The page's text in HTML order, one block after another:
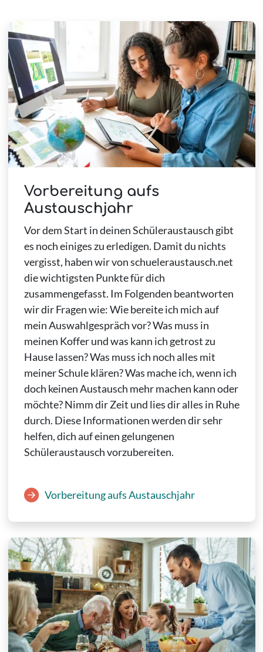
Vorbereitung aufs
Austauschjahr
Vor dem Start in deinen Schüleraustausch gibt
es noch einiges zu erledigen. Damit du nichts
vergisst, haben wir von schueleraustausch.net
die wichtigsten Punkte für dich
zusammengefasst. Im Folgenden beantworten
wir dir Fragen wie: Wie bereite ich mich auf
mein Auswahlgespräch vor? Was muss in
meinen Koffer und was kann ich getrost zu
Hause lassen? Was muss ich noch alles mit
meiner Schule klären? Was mache ich, wenn ich
doch keinen Austausch mehr machen kann oder
möchte? Nimm dir Zeit und lies dir alles in Ruhe
durch. Diese Informationen werden dir sehr
helfen, dich auf einen gelungenen
Schüleraustausch vorzubereiten.
Vorbereitung aufs Austauschjahr